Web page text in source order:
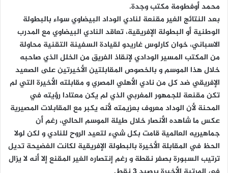
محمد أوفطومة مكتب وجدة.
بعد النتائج الغير مقنعة لنادي الوداد البيضاوي سواء بالبطولة
الوطنية أو البطولة الإفريقية، تعاقد النادي البيضاوي مع المدرب
الاسباني، خوان كارلوس غاريدو لقيادة السفينة التقنية محاولة
من المكتب المسير الودادي لإنقاذ الفريق من الخلل الذي صاحبه
خلال هذا الموسم و بالخصوص المقابلتين الأخيرتين على الصعيد
الإفريقي ضد كل من نادي الأهلي المصري و مقابلته الأخيرة التي لم
تكن مقنعة للجمهور المغربي الذي لم يكن معتادا رؤيته في
المحنة لأن الوداد معروف بعزيمته لأنه يكبر مع المقابلات المصيرية
عكس ما شاهده الأنصار خلال طيلة الموسم الحالي، رغم أن
جماهيريه العالمية قامت بكل شيء لتعيد الروح للنادي و لكن لولا
الحظ في المقابلة الأخيرة بالبطولة الإفريقية لكانت الفضيحة تديل
ترتيب السبورة بصفر نقطة و رغم إنتصاره الغير المقنع إلا أنه لا يزال